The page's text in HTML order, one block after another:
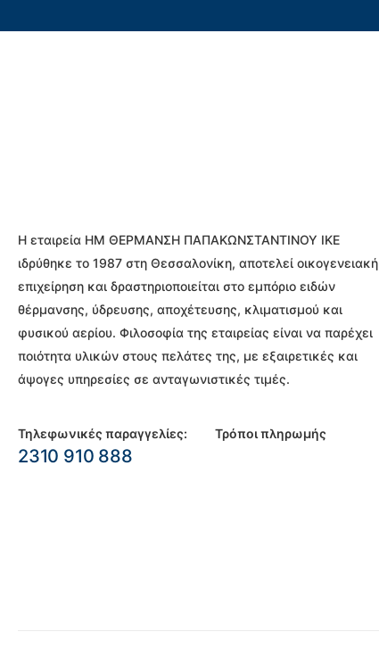
Η εταιρεία ΗΜ ΘΕΡΜΑΝΣΗ ΠΑΠΑΚΩΝΣΤΑΝΤΙΝΟΥ ΙΚΕ
ιδρύθηκε το 1987 στη Θεσσαλονίκη, αποτελεί οικογενειακή
επιχείρηση και δραστηριοποιείται στο εμπόριο ειδών
θέρμανσης, ύδρευσης, αποχέτευσης, κλιματισμού και
φυσικού αερίου. Φιλοσοφία της εταιρείας είναι να παρέχει
ποιότητα υλικών στους πελάτες της, με εξαιρετικές και
άψογες υπηρεσίες σε ανταγωνιστικές τιμές.
Τηλεφωνικές παραγγελίες:
2310 910 888
Τρόποι πληρωμής